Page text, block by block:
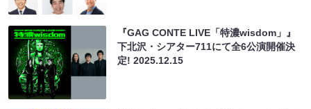
『GAG CONTE LIVE「特濃wisdom」』
下北沢・シアター711にて全6公演開催決
定!2025.12.15